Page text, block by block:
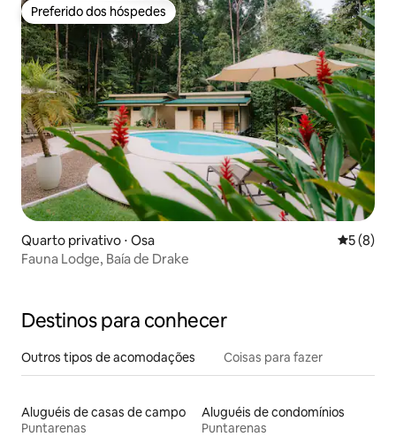
Preferido dos hóspedes
Preferido dos hóspedes
Quarto privativo ⋅ Osa 5 de
5 (8)
Fauna Lodge, Baía de Drake
Destinos para conhecer
Outros tipos de acomodações Coisas para fazer
Aluguéis de casas de campo
Puntarenas
Aluguéis de condomínios
Puntarenas